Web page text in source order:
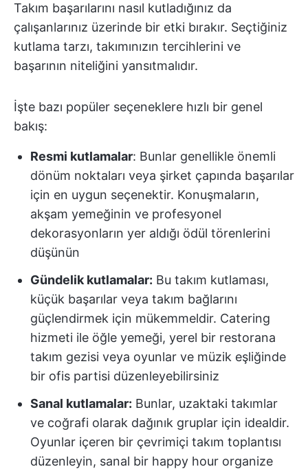
Takım başarılarını nasıl kutladığınız da
çalışanlarınız üzerinde bir etki bırakır. Seçtiğiniz
kutlama tarzı, takımınızın tercihlerini ve
başarının niteliğini yansıtmalıdır.
İşte bazı popüler seçeneklere hızlı bir genel
bakış:
Resmi kutlamalar: Bunlar genellikle önemli
dönüm noktaları veya şirket çapında başarılar
için en uygun seçenektir. Konuşmaların,
akşam yemeğinin ve profesyonel
dekorasyonların yer aldığı ödül törenlerini
düşünün
Gündelik kutlamalar: Bu takım kutlaması,
küçük başarılar veya takım bağlarını
güçlendirmek için mükemmeldir. Catering
hizmeti ile öğle yemeği, yerel bir restorana
takım gezisi veya oyunlar ve müzik eşliğinde
bir ofis partisi düzenleyebilirsiniz
Sanal kutlamalar: Bunlar, uzaktaki takımlar
ve coğrafi olarak dağınık gruplar için idealdir.
Oyunlar içeren bir çevrimiçi takım toplantısı
düzenleyin, sanal bir happy hour organize